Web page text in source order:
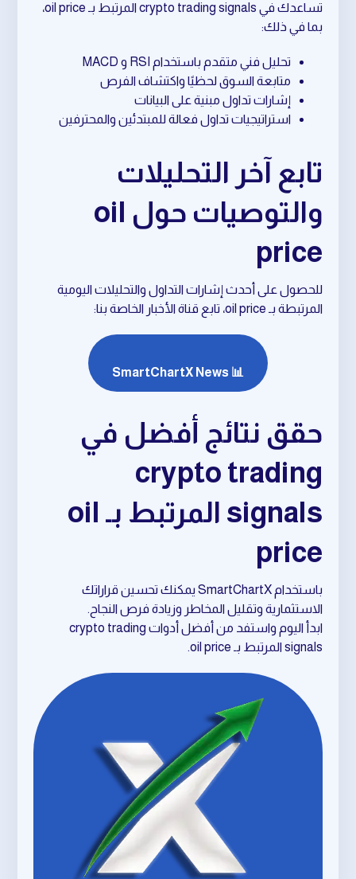
تساعدك في crypto trading signals المرتبط بـ oil price،
بما في ذلك:
تحليل فني متقدم باستخدام RSI و MACD
متابعة السوق لحظيًا واكتشاف الفرص
إشارات تداول مبنية على البيانات
استراتيجيات تداول فعالة للمبتدئين والمحترفين
تابع آخر التحليلات
والتوصيات حول oil
price
للحصول على أحدث إشارات التداول والتحليلات اليومية
المرتبطة بـ oil price، تابع قناة الأخبار الخاصة بنا:
📊 SmartChartX News
حقق نتائج أفضل في
crypto trading
signals المرتبط بـ oil
price
باستخدام SmartChartX يمكنك تحسين قراراتك
الاستثمارية وتقليل المخاطر وزيادة فرص النجاح.
ابدأ اليوم واستفد من أفضل أدوات crypto trading
signals المرتبط بـ oil price.